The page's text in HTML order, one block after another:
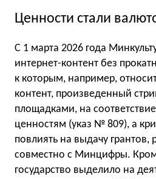
Ценности стали
С 1 марта 2026 года
интернет-контент без
к которым, например,
контент, произведенный
площадками, на
ценностям (указ № 809), а
повлиять на выдачу грантов,
совместно с Минцифры.
государство выделило на